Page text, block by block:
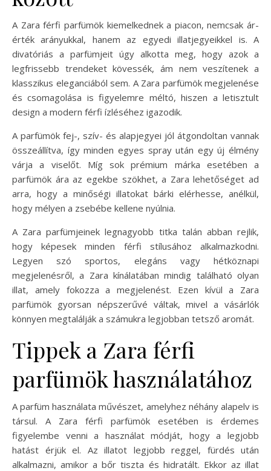
A Zara férfi parfümök kiemelkednek a piacon, nemcsak ár-
érték arányukkal, hanem az egyedi illatjegyeikkel is. A
divatóriás a parfümjeit úgy alkotta meg, hogy azok a
legfrissebb trendeket kövessék, ám nem veszítenek a
klasszikus eleganciából sem. A Zara parfümök megjelenése
és csomagolása is figyelemre méltó, hiszen a letisztult
design a modern férfi ízléséhez igazodik.
A parfümök fej-, szív- és alapjegyei jól átgondoltan vannak
összeállítva, így minden egyes spray után egy új élmény
várja a viselőt. Míg sok prémium márka esetében a
parfümök ára az egekbe szökhet, a Zara lehetőséget ad
arra, hogy a minőségi illatokat bárki elérhesse, anélkül,
hogy mélyen a zsebébe kellene nyúlnia.
A Zara parfümjeinek legnagyobb titka talán abban rejlik,
hogy képesek minden férfi stílusához alkalmazkodni.
Legyen szó sportos, elegáns vagy hétköznapi
megjelenésről, a Zara kínálatában mindig található olyan
illat, amely fokozza a megjelenést. Ezen kívül a Zara
parfümök gyorsan népszerűvé váltak, mivel a vásárlók
könnyen megtalálják a számukra legjobban tetsző aromát.
Tippek a Zara férfi
parfümök használatához
A parfüm használata művészet, amelyhez néhány alapelv is
társul. A Zara férfi parfümök esetében is érdemes
figyelembe venni a használat módját, hogy a legjobb
hatást érjük el. Az illatot legjobb reggel, fürdés után
alkalmazni, amikor a bőr tiszta és hidratált. Ekkor az illat